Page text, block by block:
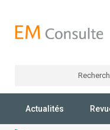
Actualités